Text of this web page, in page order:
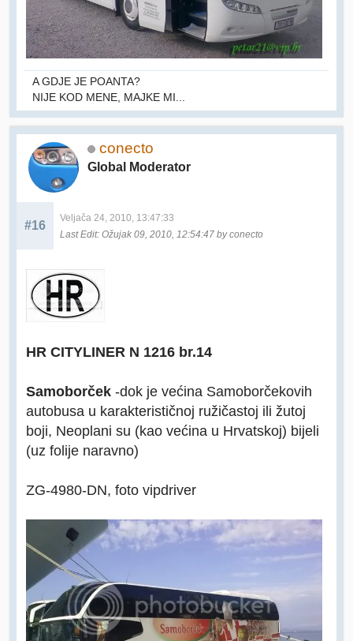
A GDJE JE POANTA?
NIJE KOD MENE, MAJKE MI...
conecto
Global Moderator
#16
Veljača 24, 2010, 13:47:33
Last Edit: Ožujak 09, 2010, 12:54:47 by conecto
HR CITYLINER N 1216 br.14
Samoborček -dok je većina Samoborčekovih
autobusa u karakterističnoj ružičastoj ili žutoj
boji, Neoplani su (kao većina u Hrvatskoj) bijeli
(uz folije naravno)
ZG-4980-DN, foto vipdriver